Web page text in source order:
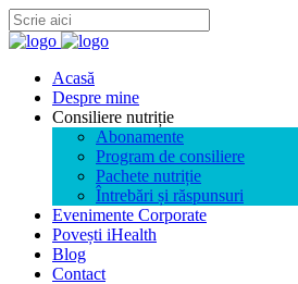
Acasă
Despre mine
Consiliere nutriție
Abonamente
Program de consiliere
Pachete nutriție
Întrebări și răspunsuri
Evenimente Corporate
Povești iHealth
Blog
Contact